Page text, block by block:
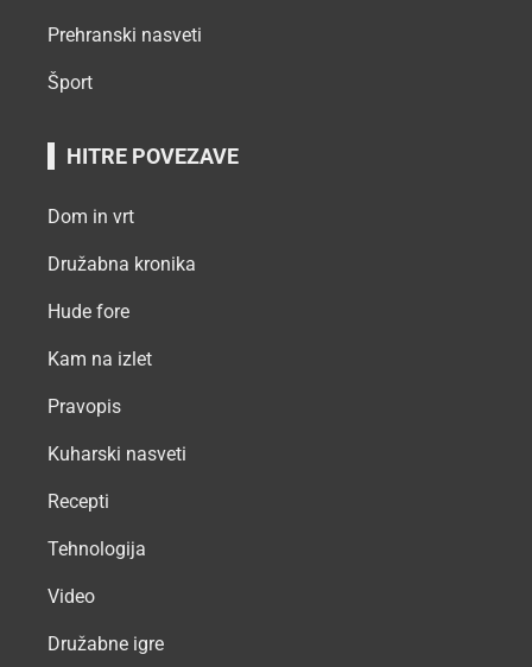
Prehranski nasveti
Šport
HITRE POVEZAVE
Dom in vrt
Družabna kronika
Hude fore
Kam na izlet
Pravopis
Kuharski nasveti
Recepti
Tehnologija
Video
Družabne igre